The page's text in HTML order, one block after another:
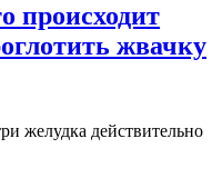
происходит
жвачку
желудка действительно